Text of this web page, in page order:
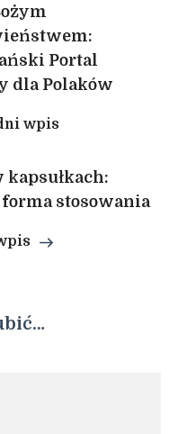
Portal
dla Polaków
wpis
kapsułkach:
stosowania